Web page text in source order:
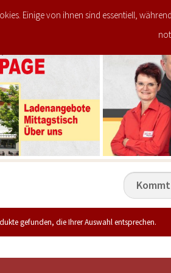
STARTSEITE
gefunden, die Ihrer Auswahl entsprechen.
Einige von ihnen sind essentiell,